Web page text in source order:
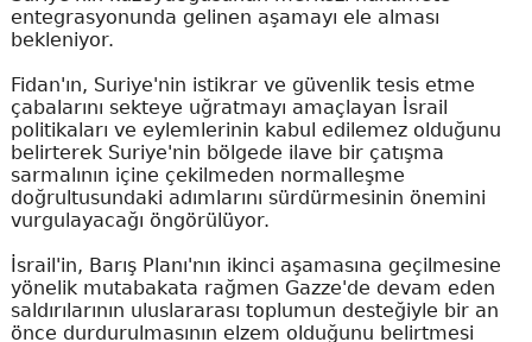
entegrasyonunda gelinen aşamayı ele alması
bekleniyor.
Fidan'ın, Suriye'nin istikrar ve güvenlik tesis etme
çabalarını sekteye uğratmayı amaçlayan İsrail
politikaları ve eylemlerinin kabul edilemez olduğunu
belirterek Suriye'nin bölgede ilave bir çatışma
sarmalının içine çekilmeden normalleşme
doğrultusundaki adımlarını sürdürmesinin önemini
vurgulayacağı öngörülüyor.
İsrail'in, Barış Planı'nın ikinci aşamasına geçilmesine
yönelik mutabakata rağmen Gazze'de devam eden
saldırılarının uluslararası toplumun desteğiyle bir an
önce durdurulmasının elzem olduğunu belirtmesi